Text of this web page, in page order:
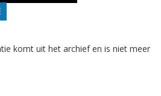
komt uit het archief en is niet meer